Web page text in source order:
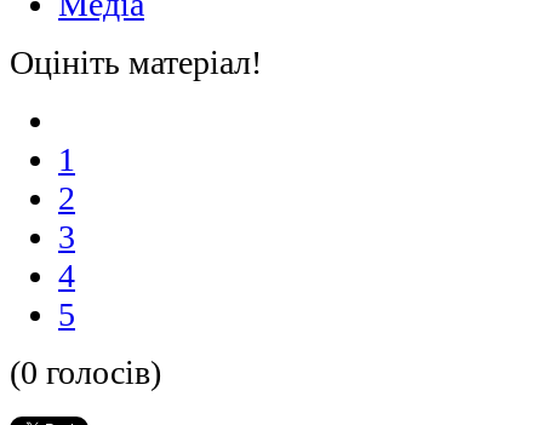
Оцініть матеріал!
1
2
3
4
5
(0 голосів)